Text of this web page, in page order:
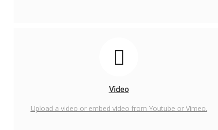
Video
Upload a video or embed video from Youtube or Vimeo.